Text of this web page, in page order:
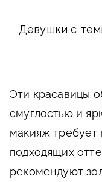
Девушки с
Эти красавицы
смуглостью и
макияж
подходящих
рекомендуют